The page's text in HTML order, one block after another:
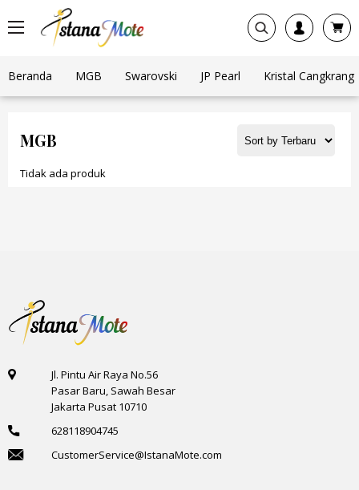
Beranda MGB Swarovski JP Pearl Kristal Cangkrang
MGB
Tidak ada produk
Jl. Pintu Air Raya No.56
Pasar Baru, Sawah Besar
Jakarta Pusat 10710
628118904745
CustomerService@IstanaMote.com